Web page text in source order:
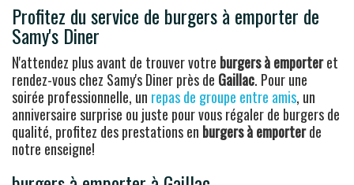
Profitez du service de burgers à emporter de
Samy's Diner
N'attendez plus avant de trouver votre burgers à emporteret
rendez-vous chez Samy's Diner près de Gaillac. Pour une
soirée professionnelle, un repas de groupe entre amis, un
anniversaire surprise ou juste pour vous régaler de burgers de
qualité, profitez des prestations en burgers à emporterde
notre enseigne!